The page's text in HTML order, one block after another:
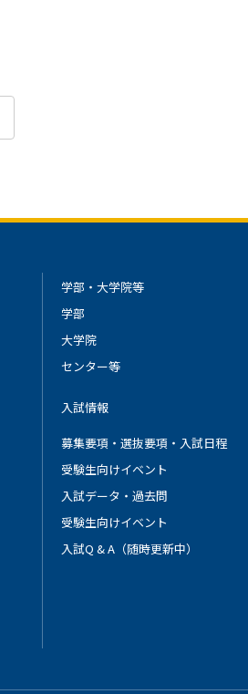
学部・大学院等
学部
大学院
センター等
入試情報
募集要項・選抜要項・入試日程
受験生向けイベント
入試データ・過去問
受験生向けイベント
入試Q & A（随時更新中）